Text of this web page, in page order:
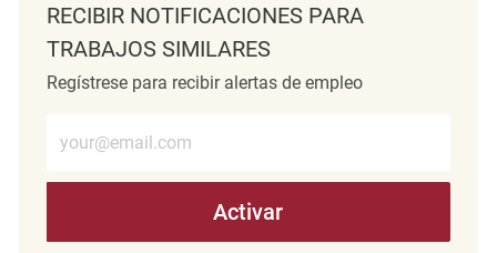
RECIBIR NOTIFICACIONES PARA
TRABAJOS SIMILARES
Regístrese para recibir alertas de empleo
Activar